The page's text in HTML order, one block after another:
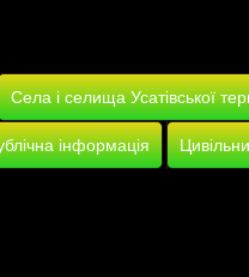
Села і селища Усатівської
інформація